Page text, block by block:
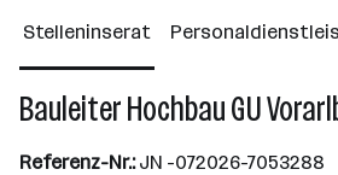
Über das Unternehmen
Wien
Stelleninserat
Bauleiter Hochbau GU
Referenz-Nr.:JN -072026-7053288